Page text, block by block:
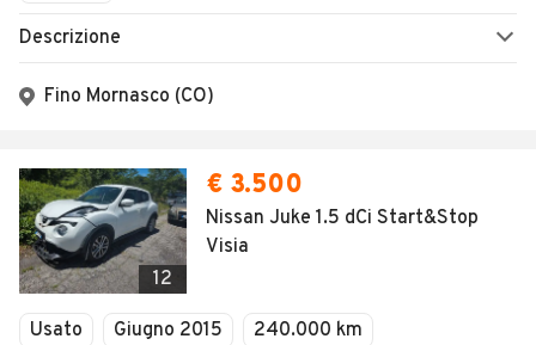
Descrizione
Fino Mornasco (CO)
12
€ 3.500
Nissan Juke 1.5 dCi Start&Stop
Visia
Usato Giugno 2015
240.000 km